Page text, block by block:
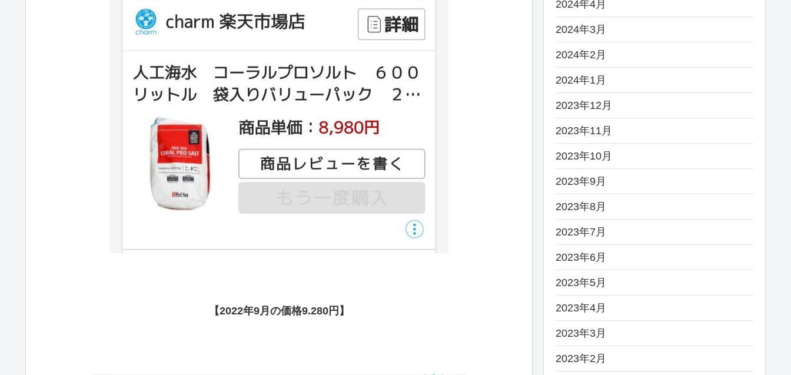
【2022年9月の価格9.280円】
2024年4月
2024年3月
2024年2月
2024年1月
2023年12月
2023年11月
2023年10月
2023年9月
2023年8月
2023年7月
2023年6月
2023年5月
2023年4月
2023年3月
2023年2月